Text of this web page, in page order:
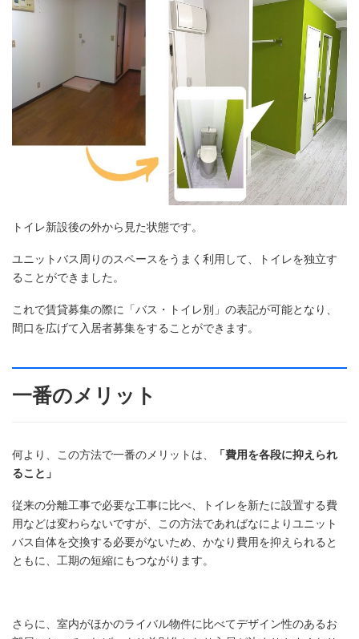
トイレ新設後の外から見た状態です。
ユニットバス周りのスペースをうまく利用して、トイレを独立す
ることができました。
これで賃貸募集の際に「バス・トイレ別」の表記が可能となり、
間口を広げて入居者募集をすることができます。
一番のメリット
何より、この方法で一番のメリットは、
「費用を各段に抑えられ
ること」
従来の分離工事で必要な工事に比べ、トイレを新たに設置する費
用などは変わらないですが、この方法であればなによりユニット
バス自体を交換する必要がないため、かなり費用を抑えられると
ともに、工期の短縮にもつながります。
さらに、室内がほかのライバル物件に比べてデザイン性のあるお